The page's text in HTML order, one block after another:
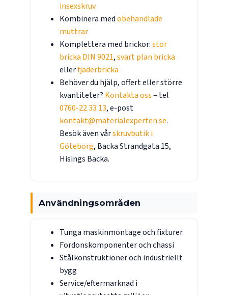
insexskruv
Kombinera medobehandlade
muttrar
Komplettera med brickor:stor
bricka DIN 9021,svart plan bricka
ellerfjäderbricka
Behöver du hjälp, offert eller större
kvantiteter? Kontakta oss– tel
0760-22 33 13, e-post
kontakt@materialexperten.se.
Besök även vårskruvbutik i
Göteborg, Backa Strandgata 15,
Hisings Backa.
Användningsområden
Tunga maskinmontage och fixturer
Fordonskomponenter och chassi
Stålkonstruktioner och industriellt
bygg
Service/eftermarknad i